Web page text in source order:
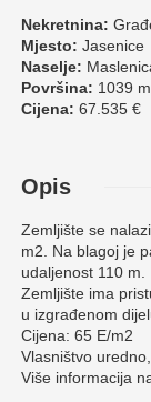
Nekretnina:
Mjesto: Jasenice
Naselje:
Površina: 1039
Cijena: 67.535 €
Opis
Zemljište se
m2. Na blagoj je
udaljenost 110 m.
Zemljište ima
u izgrađenom
Cijena: 65 E/m2
Vlasništvo
Više informacija